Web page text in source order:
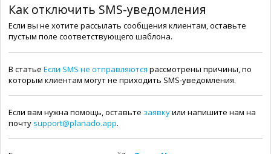
Как отключить SMS-уведомления
Если вы не хотите рассылать сообщения клиентам, оставьте
пустым поле соответствующего шаблона.
В статье Если SMS не отправляются рассмотрены причины, по
которым клиентам могут не приходить SMS-уведомления.
Если вам нужна помощь, оставьте заявкуили напишите нам на
почту support@planado.app.